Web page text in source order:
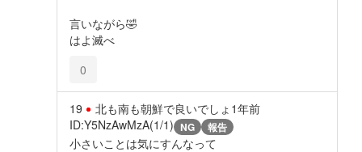
言いながら🤣
はよ滅べ
0
19 北も南も朝鮮で良いでしょ 1年前
ID:Y5NzAwMzA(1/1) NG 報告
小さいことは気にすんなって